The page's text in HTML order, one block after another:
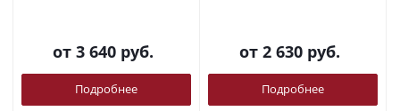
от 3 640 руб.
Подробнее
от 2 630 руб.
Подробнее